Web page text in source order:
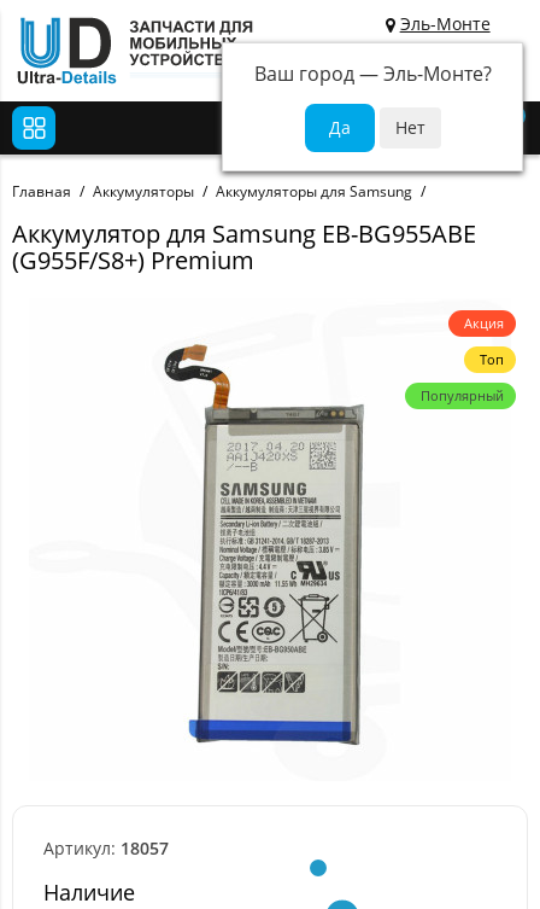
Эль-Монте
Ваш город —Эль-Монте?
Главная Аккумуляторы Аккумуляторы для Samsung
Аккумулятор для Samsung EB-BG955ABE
(G955F/S8+) Premium
Акция
Топ
Популярный
Артикул: 18057
Наличие